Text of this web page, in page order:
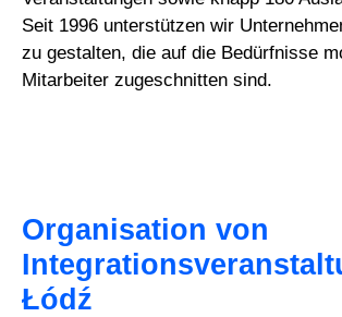
Seit 1996 unterstützen wir
zu gestalten, die auf die Bedürfnisse
Mitarbeiter zugeschnitten sind.
Organisation von
Łódź